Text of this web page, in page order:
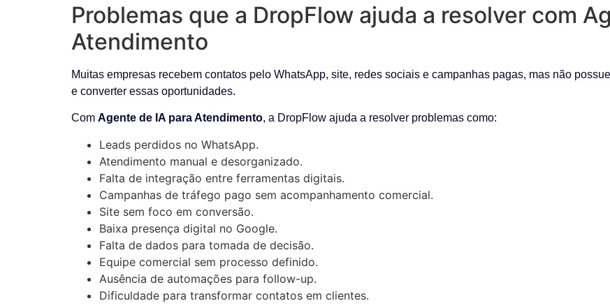
Problemas que a DropFlow ajuda a resolver com
Atendimento
Muitas empresas recebem contatos pelo WhatsApp, site, redes sociais e campanhas pagas, mas não
e converter essas oportunidades.
Com Agente de IA para Atendimento, a DropFlow ajuda a resolver problemas como:
Leads perdidos no WhatsApp.
Atendimento manual e desorganizado.
Falta de integração entre ferramentas digitais.
Campanhas de tráfego pago sem acompanhamento comercial.
Site sem foco em conversão.
Baixa presença digital no Google.
Falta de dados para tomada de decisão.
Equipe comercial sem processo definido.
Ausência de automações para follow-up.
Dificuldade para transformar contatos em clientes.